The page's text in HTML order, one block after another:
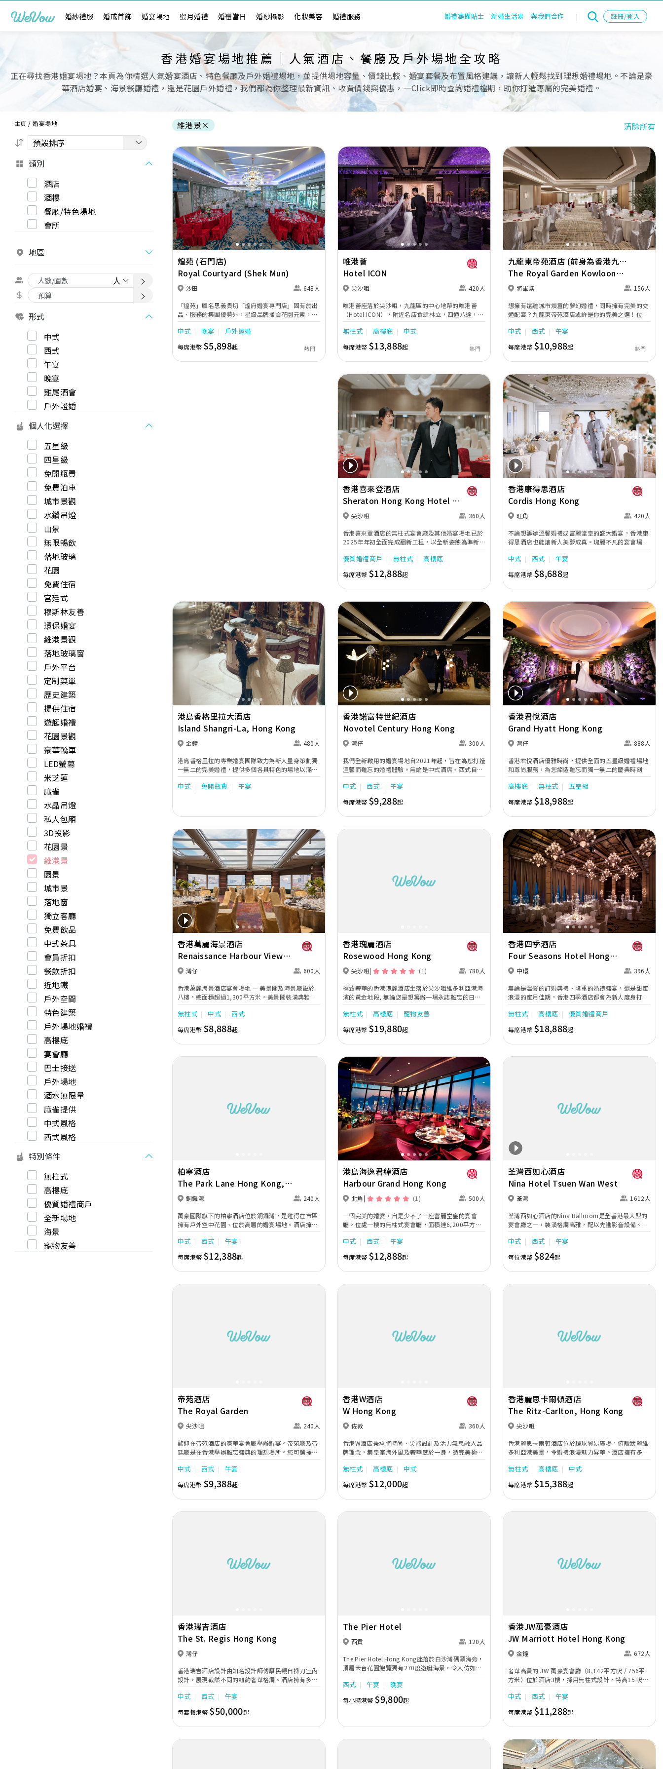
婚紗禮服 婚戒首飾 婚宴場地 蜜月婚禮 婚禮當日 婚紗攝影 化妝美容 婚禮服務 婚禮籌備貼士 新婚生活易 與我們合作 | 註冊/登入
香港婚宴場地推薦｜人氣酒店、餐廳及戶外場地全攻略
正在尋找香港婚宴場地？本頁為你精選人氣婚宴酒店、特色餐廳及戶外婚禮場地，並提供場地容量、價錢比較、婚宴套餐及布置風格建議，讓新人輕鬆找到理想婚禮場地。不論是豪
華酒店婚宴、海景餐廳婚禮，還是花園戶外婚禮，我們都為你整理最新資訊、收費價錢與優惠，一Click即時查詢婚禮檔期，助你打造專屬的完美婚禮。
主頁 /婚宴場地
類別
酒店
酒樓
餐廳/特色場地
會所
地區
形式
中式
西式
午宴
晚宴
雞尾酒會
戶外證婚
個人化選擇
五星級
四星級
免開瓶費
免費泊車
城市景觀
水鑽吊燈
山景
無限暢飲
落地玻璃
花園
免費住宿
宮廷式
穆斯林友善
環保婚宴
維港景觀
落地玻璃窗
戶外平台
定制菜單
歷史建築
提供住宿
遊艇婚禮
花園景觀
豪華轎車
LED螢幕
米芝蓮
麻雀
水晶吊燈
私人包廂
3D投影
花園景
維港景
園景
城市景
落地窗
獨立客廳
免費飲品
中式茶具
會員折扣
餐飲折扣
近地鐵
戶外空間
特色建築
戶外場地婚禮
高樓底
宴會廳
巴士接送
戶外場地
酒水無限量
麻雀提供
中式風格
西式風格
特別條件
無柱式
高樓底
優質婚禮商戶
全新場地
海景
寵物友善
維港景× 清除所有
Previous Next
煌苑 (石門店)
Royal Courtyard (Shek Mun)
沙田 648人
「煌苑」顧名思義貫切「煌府婚宴專門店」固有於出
品、服務的集團優勢外，星級品牌揉合花園元素，場
地均設有露天空中花園，包括戶外25,000呎空中證婚
花園，讓新人盡享戶外室內的不同婚嫁體驗。宴會廳
樓高16呎，閃耀法國水晶燈飾，氣派非凡，更設450
吋巨型LED高清大電視及高科技數碼環迴立體音響。
中式 晚宴 戶外證婚
每席港幣 $5,898起 熱門
Previous Next
唯港薈
Hotel ICON
尖沙咀 420人
唯港薈座落於尖沙咀，九龍區的中心地帶的唯港薈
（Hotel ICON），附近名店食肆林立，四通八達，充
分展現繁華鬧巿中的活力個性，成為一眾準新人舉辦
婚宴的熱門之選。專業團隊由策劃統籌至所有婚宴每
個細節，唯港薈都力臻完美，保證讓您留下獨特的醉
人回憶。 擁有時尚高樓頂的Silverbox宴會廳，配置
了全套先進的視聽影音及燈光設備配套，並採用極富
韻。不論是憧憬醉人美景餐廳、全新舒適雅緻的1937
私人宴會廳、無柱式瑰麗宴會廳、還是充滿活力氛圍
的自助餐﹔唯港薈（Hotel ICON），多個風格各異的
婚宴場地，都完美切合各準新人的個性及預算﹔保證
為您打造夢寐以求的特別日子，令賓客永誌難忘！
無柱式 高樓底 中式
每席港幣 $13,888起 熱門
Previous Next
九龍東帝苑酒店 (前身為香港九龍
東皇冠假日酒店)
The Royal Garden Kowloon
East (was Crowne Plaza Hong
將軍澳 156人
想擁有遠離城市煩囂的夢幻婚禮，同時擁有完美的交
通配套？九龍東帝苑酒店或許是你的完美之選！位於
港鐵將軍澳站，擁有獨特的圓形露天證婚花園「姻
園」。致力為追求完美的新人全方位，締造一場夢寐
以求、畢生難忘的婚禮，為摰愛親朋帶來全新的甜蜜
驚喜。 愛在「姻園」 「姻園」自成一角，宛如都市
中的綠洲，清新氣息瀰漫。讓新人以青山綠草作見
婚典禮。 寶鑽廳8 典雅精緻的「寶鑽廳」位於酒店二
樓，每處點綴精巧別緻的花卉設計，高貴裝潢盡顯豪
華氣派，加上高採光落地玻璃引入充足自然光線，再
配合廣闊的露天平台，營造出溫馨且愜意舒適的氛
圍，可舉行5至13席，是舉辦中小型婚禮的最佳場
地，讓新人締造浪漫難忘的回憶。
中式 西式 午宴
每席港幣 $10,988起 熱門
Previous Next
香港喜來登酒店
Sheraton Hong Kong Hotel &
Towers
尖沙咀 360人
香港喜來登酒店的無柱式宴會廳及其他婚宴場地已於
2025年年初全面完成翻新工程，以全新姿態為準新人
打造完美無瑕的優雅婚宴。全新裝修的高樓底無柱式
宴會廳以淺灰色、大地色及古銅色為主調，天花懸吊
的螺旋形Swarovski LED水晶吊燈，氣派不凡；宴會
廳配備了最先進的設備如內置LED 幕牆、液晶投影機
和屏幕，是優雅浪漫囍宴的理想場地；而小巧雅致的
會場地，即可舉辦私人雅致的輕婚宴或浪漫溫馨的證
婚典禮，迎合不同準新人的需要。 酒店的囍宴菜譜均
由屢獲殊榮、連續17年獲米芝蓮推薦及連續7年獲黑
珍珠一鑽殊榮的天寶閣團隊主理，為婚宴匠心打造賞
心悅味美饌。 香港喜來登酒店細意殷勤的宴會團隊，
每年籌辦逾百場的大小婚宴筵席，為準新人締造非凡
婚宴。酒店更設婚宴禮賓司，專門於大日子當日緊隨
準新人左右，協調婚宴間的繁瑣細節，確保婚宴節奏
順利流暢。
優質婚禮商戶 無柱式 高樓底
每席港幣 $12,888起
Previous Next
香港康得思酒店
Cordis Hong Kong
旺角 420人
不論想籌辦溫馨婚禮或富麗堂皇的盛大婚宴，香港康
得思酒店也能讓新人美夢成真。瑰麗不凡的宴會場
地，配合貼心周到的婚宴助理服務，再加上奢華水晶
婚禮紀念禮盒及喜宴配飾，為新人及賓客締造畢生難
忘的回憶。
中式 西式 午宴
每席港幣 $8,688起
Previous Next
港島香格里拉大酒店
Island Shangri-La, Hong Kong
金鐘 480人
港島香格里拉的專業婚宴團隊致力為新人量身策劃獨
一無二的完美婚禮，提供多個各具特色的場地以滿足
不同規模與風格的需求。氣派奢華的「香島殿」配備
水晶吊燈與精緻裝潢，是舉辦盛大婚宴的理想選擇；
供多個別具一格的特色餐廳場地，包括雅致的「茗
式浪漫情調的「珀翠餐廳」，讓新人能以多元化的頂
級餐飲體驗，打造專屬自己的夢幻婚宴與難忘時刻。
中式 免開瓶費 午宴
Previous
香港諾富特世紀酒店
Novotel Century Hong Kong
灣仔 300人
我們全新啟用的婚宴場地自2021年起，旨在為您打造
溫馨而難忘的婚禮體驗。無論是中式酒席、西式自助
餐、證婚典禮，或是雞尾酒會，我們都能為新人量身
定制，滿足您的每一個需求。酒店距離會展站及灣仔
地鐵站僅需步行五分鐘，交通便利。樓頂的LED營幕
覆蓋全場，可播放特定的環境效果，讓您的婚禮瞬間
變得更加夢幻。場地周邊設有多功能LED幕牆，確保
備了寬敞的化妝間，內設獨立洗手間、更衣室、保險
中式 西式 午宴
每席港幣 $9,288起
Previous Next
香港君悅酒店
Grand Hyatt Hong Kong
灣仔 888人
香港君悅酒店優雅時尚，提供全面的五星級婚禮場地
和尊尚服務，為您締造難忘而獨一無二的慶典時刻。
酒店共有21個靈活多變的活動場地，最多可容納高達
888位客人。 我們經驗豐富且細心周到的婚宴團隊，
致力為每對新人提供貼心周全的個人化服務，從場地
規劃到流程安排，均一絲不苟。無論是氣派華麗的盛
大婚宴，還是溫馨親密的聚會，皆能細緻呈現。香港
貴體驗。我們的廚師團隊可按照您與賓客的喜好，量
身訂製精緻婚禮蛋糕及匠心菜單；創意花藝團隊亦可
為不同規模的婚禮設計優雅華麗的花卉佈置。
高樓底 無柱式 五星級
每席港幣 $18,988起
Previous Next
香港萬麗海景酒店
Renaissance Harbour View
Hotel Hong Kong
灣仔 600人
香港萬麗海景酒店宴會場地 — 美景閣及海景廳設於
八樓，總面積超過1,300平方米。美景閣裝潢典雅高
貴，設有玻璃天幕及巨型長窗，為宴會廳注入閃動醉
人的光彩，並備有高品質視聽設施，可容納168位賓
客，滿足新人一切婚嫁所需；瑰麗堂皇的海景廳採用
無柱式設計，環境開揚寬敞，並配合華麗吊燈及多功
能LED螢幕牆，好讓多達408位賓客共證兩口子的每
海景廳還可合二為一舉行多達600人的盛大婚禮。婚
人互訂誓盟，開展難忘傾心的新章節。
無柱式 中式 西式
每席港幣 $8,888起
香港瑰麗酒店
Rosewood Hong Kong
尖沙咀 (1) 780人
極致奢華的香港瑰麗酒店坐落於尖沙咀維多利亞港海
濱的黃金地段, 無論您是想籌辦一場永誌難忘的日落
草坪訂婚典禮、還是舉行一場盛大浪漫的婚宴, 我們
都能為您提供非同凡響的體驗。 其中宴會大禮堂佔地
1000 平方米，配備 Skyfold 全自動屏風及可升降的
華麗水晶吊燈，寬敞前廳及酒吧更可通往戶外草坪，
欣賞璀璨迷人的維多利亞港海景。婚宴策劃師團隊將
每一個細節，量身打造完美的婚宴。
無柱式 高樓底 寵物友善
每席港幣 $19,880起
Previous Next
香港四季酒店
Four Seasons Hotel Hong
Kong
中環 396人
無論是溫馨的訂婚典禮、隆重的婚禮盛宴，還是甜蜜
浪漫的蜜月佳期，香港四季酒店都會為新人度身打造
一個畢生難忘的慶典活動。氣派尊貴的宴會廳和多功
能廳，備有先進的影音設施；配合四季酒店名聞遐
邇、馳名中外的創意佳肴及無微不至的服務，必能滿
足客人的不同需要，讓新人擁有一個賓至如歸的宴
會。
無柱式 高樓底 優質婚禮商戶
每席港幣 $18,888起
柏寧酒店
The Park Lane Hong Kong,
Autograph Collection
銅鑼灣 240人
萬豪國際旗下的柏寧酒店位於銅鑼灣，是難得在市區
擁有戶外空中花園、位於高層的婚宴場地。酒店擁有
3個不同大小的婚宴場地，採用無柱建築及落地玻璃
設計，新人可於維港壯麗海景下舉行戶外證婚儀式、
小型典雅輕婚禮及夢幻奢華中大型婚宴，再加上優雅
寬敞的客房，由出門至設宴，也有專業婚宴策劃團隊
為您一站式籌備，度身訂造最貼心的浪漫婚禮。
中式 西式 午宴
每席港幣 $12,388起
Previous Next
港島海逸君綽酒店
Harbour Grand Hong Kong
北角 (1) 500人
一個完美的婚宴，自是少不了一座富麗堂皇的宴會
廳。位處一樓的無柱式宴會廳，面積達6,200平方
呎，樓高22呎，盡顯無比氣派。宴會廳備有特別燈光
效 果、天花式投影機及內置式投影螢幕，設計可容納
600人之雞尾酒會，或舉行500位賓客的晚宴，亦可
彈性劃分為兩個宴會空間，迎合不同需要。從酒店大
堂直 達的接待廳，面積為2,099平方呎，是一個舉行
中式 西式 午宴
每席港幣 $12,888起
荃灣西如心酒店
Nina Hotel Tsuen Wan West
荃灣 1612人
荃灣西如心酒店的Nina Ballroom是全香港最大型的
宴會廳之一，裝潢格調高雅，配以先進影音設備。場
地可筵開逾百圍盛宴，亦可按需求分為3個小型宴會
廳，滿足各類型婚宴的需求。同時，位於酒店 41 樓
的天空酒廊 (Sky Lounge) 提供一覽無遺的美景，為
中小型溫馨宴會的不二之選。 酒店另設有3間極致高
雅的新娘房，為新娘提供私密及寬敞的空間，迎接大
程，鄰近多個大型購物商場，位置優越。無論舉行任
中式 西式 午宴
每位港幣 $824起
帝苑酒店
The Royal Garden
尖沙咀 240人
歡迎在帝苑酒店的豪華宴會廳舉辦婚宴。帝苑廳及帝
廷廳是在香港舉辦難忘盛典的理想場所。您可選擇中
式婚宴套餐、西式婚宴自助晚餐及西式婚宴自助午
餐。西式婚宴自助餐由40人起，中式婚宴由10席起，
您和賓客更可享有額外優惠，例如迎賓雜果賓治、鮮
忌廉蛋糕一個、鮮花餐桌佈置、酒店住宿、豪華轎車
連接送服務及囍帖。
中式 西式 午宴
每席港幣 $9,388起
香港W酒店
W Hong Kong
佐敦 360人
香港W酒店秉承將時尚、尖端設計及活力氣息融入品
牌理念，集皇室海外風及奢華感於一身，憑完美極優
的服務承諾，以玩味和型格姿態為新人創造難以忘懷
的世紀婚禮！超高樓底21呎的盛大華麗GREAT
ROOM宴會廳，採用無柱式設計，配合開揚巨大的落
地玻璃窗，飽覽壯麗海景。
無柱式 高樓底 中式
每席港幣 $12,000起
香港麗思卡爾頓酒店
The Ritz-Carlton, Hong Kong
尖沙咀
香港麗思卡爾頓酒店位於環球貿易廣場，俯瞰狀麗維
多利亞港美景，令婚禮浪漫魅力昇華。酒店擁有多個
奢華時尚婚禮場地，包括耀鑽宴會廳及前廳、頂樓酒
吧Ozone，不但是是全世界最高的酒店，更是擁有全
港最大的宴會廳之一，佔地870平方米及樓高20尺，
裝修風格精緻時尚，空間寬敞且極盡氣派，令人留下
極致深刻印象。 其中高聳入雲的最高酒吧Ozone，
業婚宴統籌服務團隊，提供一站式的優質婚禮體驗，
無柱式 高樓底 中式
每席港幣 $15,388起
香港瑞吉酒店
The St. Regis Hong Kong
灣仔
香港瑞吉酒店設計由知名設計師傅厚民親自操刀室內
設計，展現截然不同的紐約奢華格調。酒店擁有多個
極致華麗宴會廳，空間近10,000平方英尺，樓高21
呎，包括佔地達5,570平方英尺的無柱式Astor
Ballroom及不同的多功能宴會廳，配合專屬私人貼
心服務，成為城中名人最喜愛的婚禮和私人活動場地
之一。 位於酒店6樓的主宴會廳，最多可容納 300人
優雅的無柱式設計，配合最先進的視聽設備﹑內置
中式 西式 午宴
每套餐港幣$50,000起
The Pier Hotel
西貢 120人
The Pier Hotel Hong Kong座落於白沙灣碼頭海旁，
頂層天台花園飽覽獨有270度遊艇海景，令人仿如置
身海外浪漫國度。天台花園隨時可化作特色婚宴場
地，準新人可按自己的喜好，設計出最具個人風格的
婚禮。無論是輕鬆簡約的戶外證婚、典雅華麗的酒會
婚禮、夢幻創新的池畔婚禮以至浪漫醉人的西式婚
西式 午宴 晚宴
每小時港幣$9,800起
香港JW萬豪酒店
JW Marriott Hotel Hong Kong
金鐘 672人
奢華高貴的 JW 萬豪宴會廳（8,142平方呎 / 756平
方米）位於酒店3樓，採用無柱式設計，特高15 呎樓
底，可筵開56席，成就容納超過 600 人的頂級宴
會。宴會廳以奢華典雅的意大利吊燈裝飾，並設置先
進的照明技術，營造多種獨特燈光效果，其12 米
闊、3 米高的高清液晶體背景幕牆更可顯示相片、影
片及現場直播，為婚宴提供無與倫比的視覺效果。宴
Admiralty、The Peak、Queensway 及Victoria，提
供靈活調配的空間，可供新人用作新娘房、麻雀房或
休息室等。 米芝蓮婚宴菜譜由酒店享負盛名的餐飲團
中式 西式 午宴
每席港幣 $11,288起